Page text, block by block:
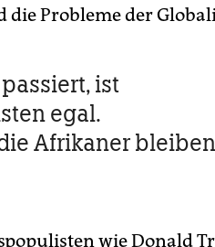
die Probleme der
ist
egal.
Afrikaner bleiben
wie Donald